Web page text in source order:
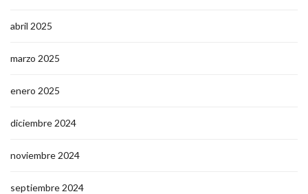
abril 2025
marzo 2025
enero 2025
diciembre 2024
noviembre 2024
septiembre 2024